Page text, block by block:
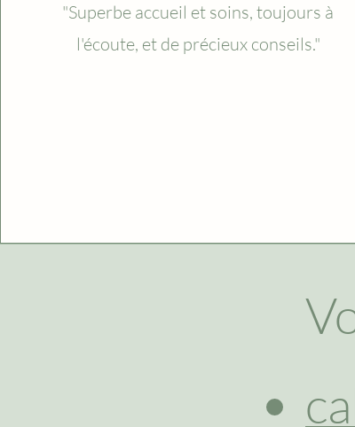
"Superbe accueil et soins, toujours à
l'écoute, et de précieux conseils."